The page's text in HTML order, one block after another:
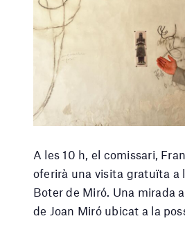
A les 10 h, el comissari,
oferirà una visita gratuïta a
Boter de Miró. Una mirada
de Joan Miró ubicat a la